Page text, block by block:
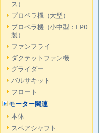
ス）
プロペラ機（大型）
プロペラ機（小中型：EPO
製）
ファンフライ
ダクテットファン機
グライダー
バルサキット
フロート
モーター関連
本体
スペアシャフト